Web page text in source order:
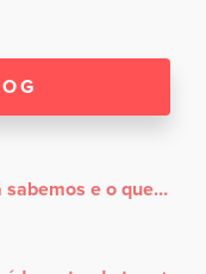
May 2022 Core Update: o que já sabemos e o que esperar dessa grande atualização